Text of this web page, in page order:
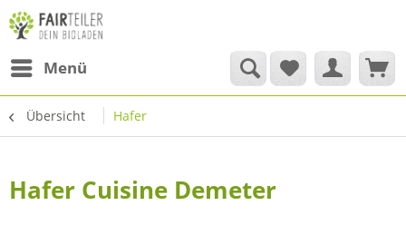
Menü
Übersicht Hafer
Hafer Cuisine Demeter